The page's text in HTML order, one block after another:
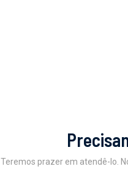
Teremos prazer em atendê-lo.